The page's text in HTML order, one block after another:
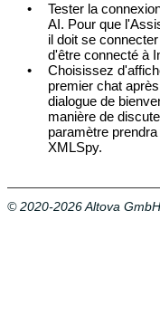
•
Tester la
AI. Pour que
il doit se
d'être connecté à
•
Choisissez
premier chat
dialogue de
manière de
paramètre
XMLSpy.
© 2020-2026 Altova GmbH